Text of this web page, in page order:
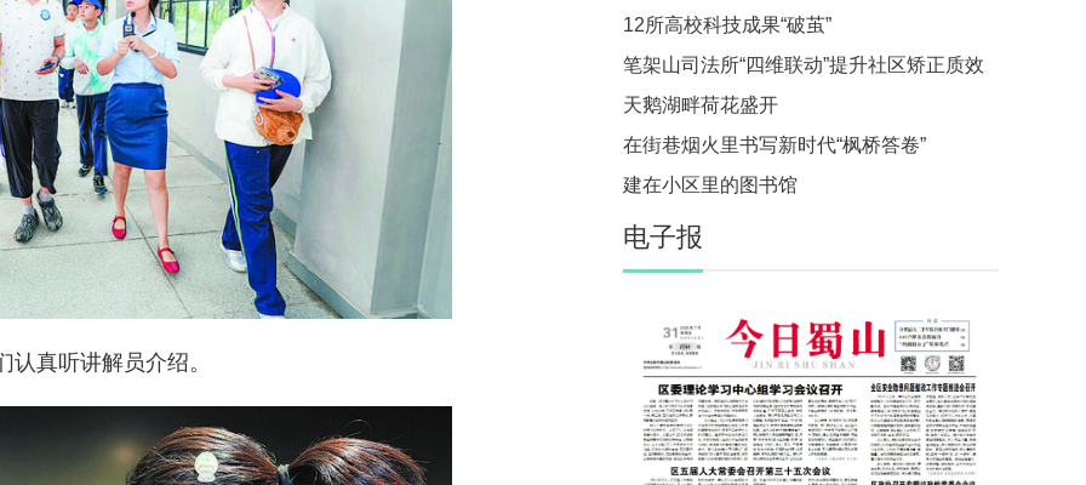
听讲解员介绍。
12所高校科技成果“破茧”
笔架山司法所“四维联动”提升社区矫正质效
天鹅湖畔荷花盛开
在街巷烟火里书写新时代“枫桥答卷”
建在小区里的图书馆
电子报